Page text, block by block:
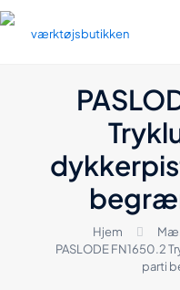
Hjem
PASLODE FN1650.2
parti